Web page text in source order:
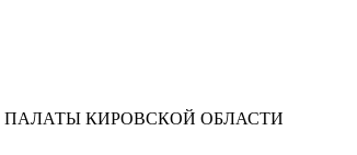
КИРОВСКОЙ ОБЛАСТИ